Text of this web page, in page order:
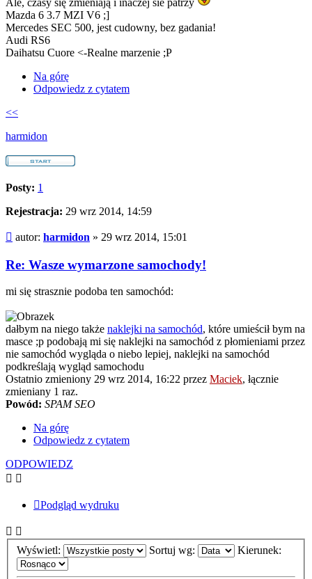
Mazda 6 3.7 MZI V6 ;]
Mercedes SEC 500, jest cudowny, bez gadania!
Audi RS6
Daihatsu Cuore <-Realne marzenie ;P
Na górę
Odpowiedz z cytatem
<<
harmidon
Posty: 1
Rejestracja: 29 wrz 2014, 14:59
Post
autor: harmidon » 29 wrz 2014, 15:01
Re: Wasze wymarzone samochody!
mi się strasznie podoba ten samochód:
dałbym na niego także naklejki na samochód, które umieścił bym na
masce ;p podobają mi się naklejki na samochód z płomieniami przez
nie samochód wygląda o niebo lepiej, naklejki na samochód
podkreślają wygląd samochodu
Ostatnio zmieniony 29 wrz 2014, 16:22 przez Maciek, łącznie
zmieniany 1 raz.
Powód: SPAM SEO
Na górę
Odpowiedz z cytatem
ODPOWIEDZ
Podgląd wydruku
Wyświetl: Sortuj wg: Kierunek: